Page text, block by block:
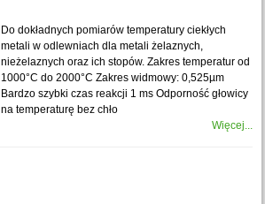
Do dokładnych pomiarów temperatury ciekłych
metali w odlewniach dla metali żelaznych,
nieżelaznych oraz ich stopów. Zakres temperatur od
1000°C do 2000°C Zakres widmowy: 0,525µm
Bardzo szybki czas reakcji 1 ms Odporność głowicy
na temperaturę bez chło
Więcej...